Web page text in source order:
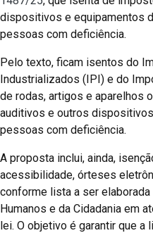
dispositivos e equipamentos
pessoas com deficiência.
Pelo texto, ficam isentos do
Industrializados (IPI) e do
de rodas, artigos e aparelhos
auditivos e outros
pessoas com deficiência.
A proposta inclui, ainda,
acessibilidade, órteses
conforme lista a ser
Humanos e da Cidadania em
lei. O objetivo é garantir que